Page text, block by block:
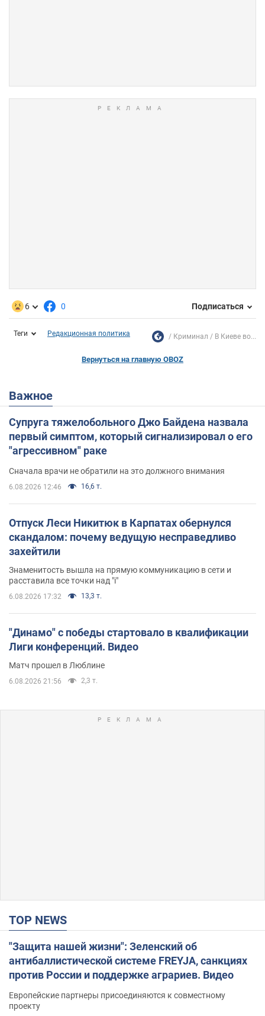
6 0 Подписаться
Теги Редакционная политика Криминал В Киеве во...
Вернуться на главную OBOZ
Важное
Супруга тяжелобольного Джо Байдена назвала
первый симптом, который сигнализировал о его
"агрессивном" раке
Сначала врачи не обратили на это должного внимания
6.08.2026 12:46 16,6 т.
Отпуск Леси Никитюк в Карпатах обернулся
скандалом: почему ведущую несправедливо
захейтили
Знаменитость вышла на прямую коммуникацию в сети и
расставила все точки над "i"
6.08.2026 17:32 13,3 т.
"Динамо" с победы стартовало в квалификации
Лиги конференций. Видео
Матч прошел в Люблине
6.08.2026 21:56 2,3 т.
TOP NEWS
"Защита нашей жизни": Зеленский об
антибаллистической системе FREYJA, санкциях
против России и поддержке аграриев. Видео
Европейские партнеры присоединяются к совместному
проекту